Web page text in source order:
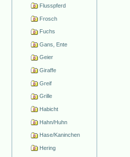
Flusspferd
Frosch
Fuchs
Gans, Ente
Geier
Giraffe
Greif
Grille
Habicht
Hahn/Huhn
Hase/Kaninchen
Hering